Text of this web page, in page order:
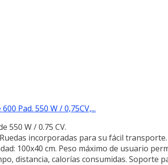
Pad. 550 W / 0,75CV,...
550 W / 0.75 CV.
incorporadas para su fácil transporte.
100x40 cm. Peso máximo de usuario
distancia, calorías consumidas. Soporte